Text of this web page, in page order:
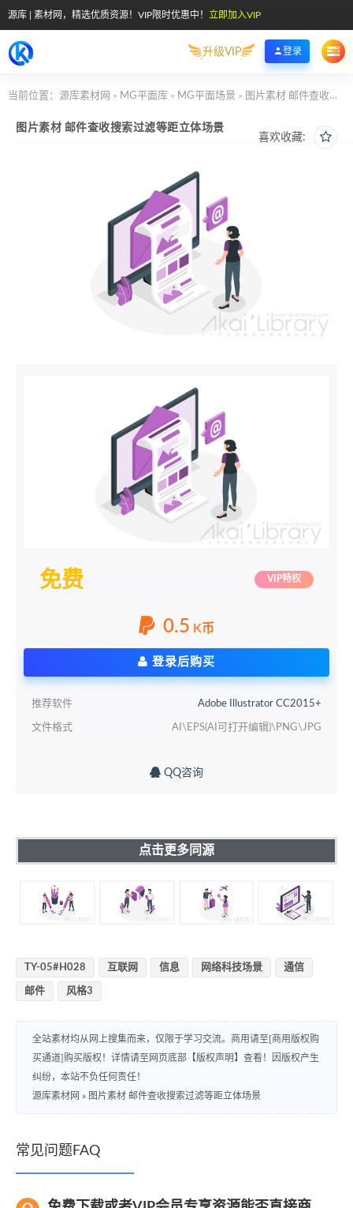
源库 | 素材网，精选优质资源！VIP限时优惠中！ 立即加入VIP
升级VIP 登录
当前位置： 源库素材网 > MG平面库 > MG平面场景 > 图片素材 邮件查收搜索过滤等距立体场景
喜欢收藏:
图片素材 邮件查收搜索过滤等距立体场景
免费 VIP特权
0.5 K币
登录后购买
推荐软件 Adobe Illustrator CC2015+
文件格式 AI\EPS(AI可打开编辑)\PNG\JPG
QQ咨询
点击更多同源
TY-05#H028 互联网 信息 网络科技场景 通信
邮件 风格3
全站素材均从网上搜集而来，仅限于学习交流。商用请至[商用版权购
买通道]购买版权！详情请至网页底部【版权声明】查看！因版权产生
纠纷，本站不负任何责任！
源库素材网 » 图片素材 邮件查收搜索过滤等距立体场景
常见问题FAQ